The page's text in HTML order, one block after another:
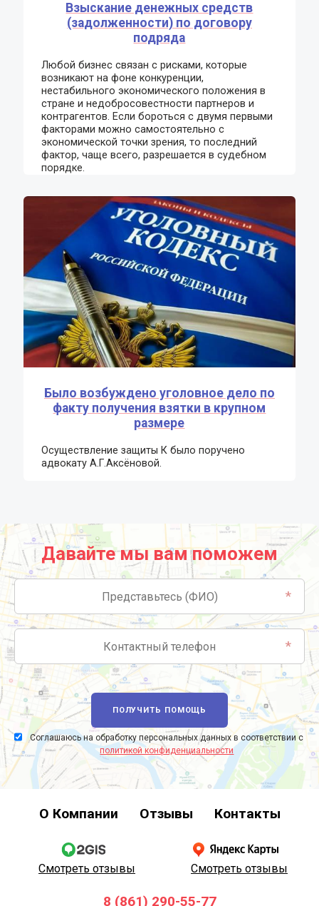
Взыскание денежных средств
(задолженности) по договору
подряда
Любой бизнес связан с рисками, которые
возникают на фоне конкуренции,
нестабильного экономического положения в
стране и недобросовестности партнеров и
контрагентов. Если бороться с двумя первыми
факторами можно самостоятельно с
экономической точки зрения, то последний
фактор, чаще всего, разрешается в судебном
порядке.
Было возбуждено уголовное дело по
факту получения взятки в крупном
размере
Осуществление защиты К было поручено
адвокату А.Г.Аксёновой.
Давайте мы вам поможем
*
*
ПОЛУЧИТЬ ПОМОЩЬ
Соглашаюсь на обработку персональных данных в соответствии с
политикой конфиденциальности
О Компании Отзывы Контакты
Смотреть отзывы Смотреть отзывы
8 (861) 290-55-77